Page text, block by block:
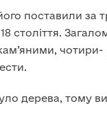
поставили за
дерева, тому